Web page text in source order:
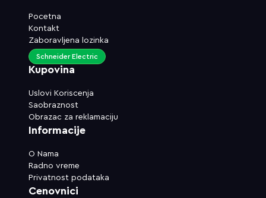
Pocetna
Kontakt
Zaboravljena lozinka
Kupovina
Uslovi Koriscenja
Saobraznost
Obrazac za reklamaciju
Schneider Electric
Informacije
O Nama
Radno vreme
Privatnost podataka
Cenovnici